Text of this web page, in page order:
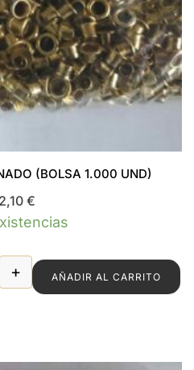
(BOLSA 1.000 UND)
€
320/2 LATONADO (BOLSA
+ AÑADIR AL CARRITO